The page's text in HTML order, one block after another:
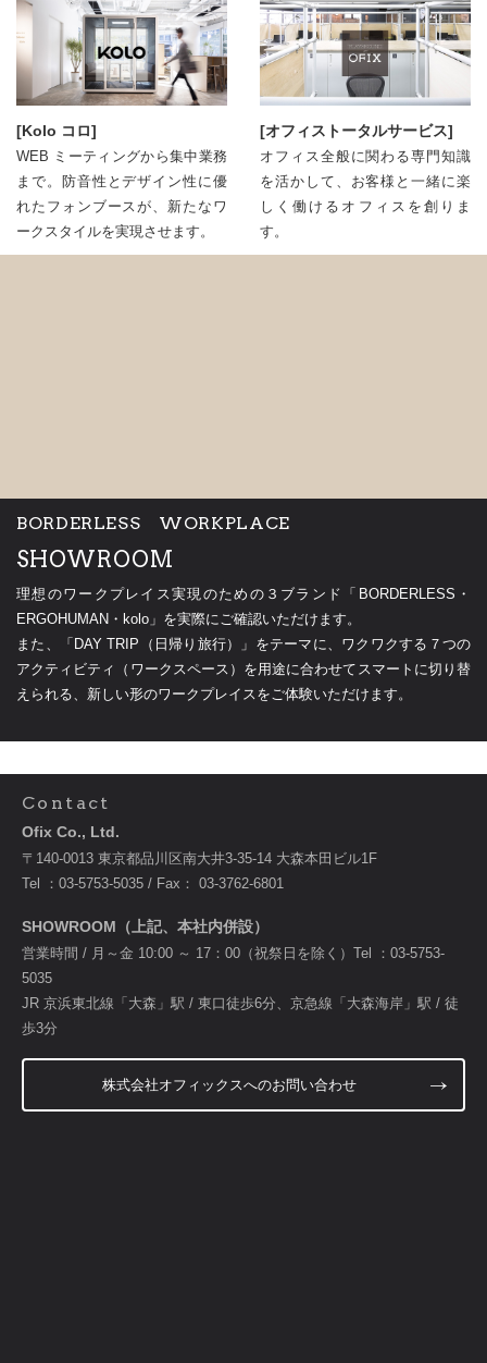
[Kolo コロ]
WEB ミーティングから集中業務
まで。防音性とデザイン性に優
れたフォンブースが、新たなワ
ークスタイルを実現させます。
[オフィストータルサービス]
オフィス全般に関わる専門知識
を活かして、お客様と⼀緒に楽
しく働けるオフィスを創りま
す。
BORDERLESS WORKPLACE
SHOWROOM
理想のワークプレイス実現のための３ブランド「BORDERLESS・
ERGOHUMAN・kolo」を実際にご確認いただけます。
また、「DAY TRIP（日帰り旅行）」をテーマに、ワクワクする７つの
アクティビティ（ワークスペース）を用途に合わせてスマートに切り替
えられる、新しい形のワークプレイスをご体験いただけます。
Contact
Ofix Co., Ltd.
〒140-0013 東京都品川区南大井3-35-14 大森本田ビル1F
Tel ： 03-5753-5035 / Fax： 03-3762-6801
SHOWROOM（上記、本社内併設）
営業時間 / 月～金 10:00 ～ 17：00（祝祭日を除く）Tel ： 03-5753-
5035
JR 京浜東北線「大森」駅 / 東口徒歩6分、京急線「大森海岸」駅 / 徒
歩3分
株式会社オフィックスへのお問い合わせ